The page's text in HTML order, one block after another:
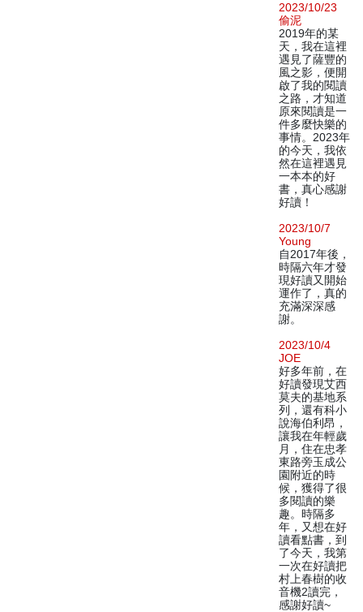
2023/10/23
偷泥
2019年的某
天，我在這裡
遇見了薩豐的
風之影，便開
啟了我的閱讀
之路，才知道
原來閱讀是一
件多麼快樂的
事情。2023年
的今天，我依
然在這裡遇見
一本本的好
書，真心感謝
好讀！
2023/10/7
Young
自2017年後，
時隔六年才發
現好讀又開始
運作了，真的
充滿深深感
謝。
2023/10/4
JOE
好多年前，在
好讀發現艾西
莫夫的基地系
列，還有科小
說海伯利昂，
讓我在年輕歲
月，住在忠孝
東路旁玉成公
園附近的時
候，獲得了很
多閱讀的樂
趣。時隔多
年，又想在好
讀看點書，到
了今天，我第
一次在好讀把
村上春樹的收
音機2讀完，
感謝好讀~